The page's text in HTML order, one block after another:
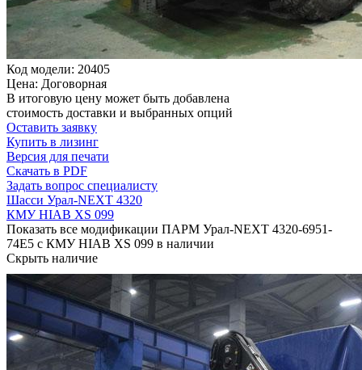
Код модели: 20405
Цена: Договорная
В итоговую цену может быть добавлена
стоимость доставки и выбранных опций
Оставить заявку
Купить в лизинг
Версия для печати
Скачать в PDF
Задать вопрос специалисту
Шасси Урал-NEXT 4320
КМУ HIAB XS 099
Показать все модификации ПАРМ Урал-NEXT 4320-6951-
74Е5 с КМУ HIAB XS 099 в наличии
Скрыть наличие